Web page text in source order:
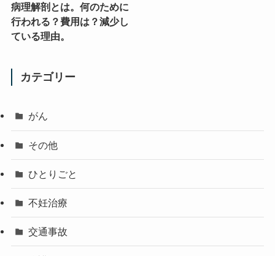
病理解剖とは。何のために
行われる？費用は？減少し
ている理由。
カテゴリー
がん
その他
ひとりごと
不妊治療
交通事故